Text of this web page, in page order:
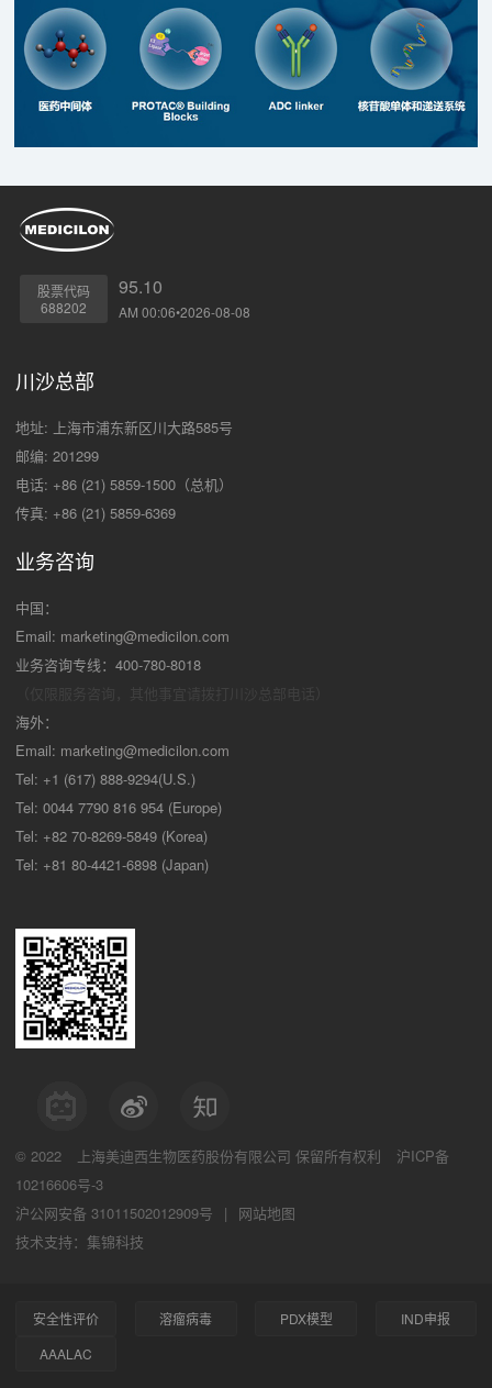
股票代码
688202
95.10
AM 00:06•2026-08-08
川沙总部
地址: 上海市浦东新区川大路585号
邮编: 201299
电话: +86 (21) 5859-1500（总机）
传真: +86 (21) 5859-6369
业务咨询
中国：
Email: marketing@medicilon.com
业务咨询专线：400-780-8018
海外：
Email: marketing@medicilon.com
Tel: +1 (617) 888-9294(U.S.)
Tel: 0044 7790 816 954 (Europe)
Tel: +82 70-8269-5849 (Korea)
Tel: +81 80-4421-6898 (Japan)
© 2022 上海美迪西生物医药股份有限公司 保留所有权利
沪ICP备
10216606号-3
沪公网安备 31011502012909号
|
网站地图
技术支持：集锦科技
安全性评价 溶瘤病毒 PDX模型
IND申报
AAALAC